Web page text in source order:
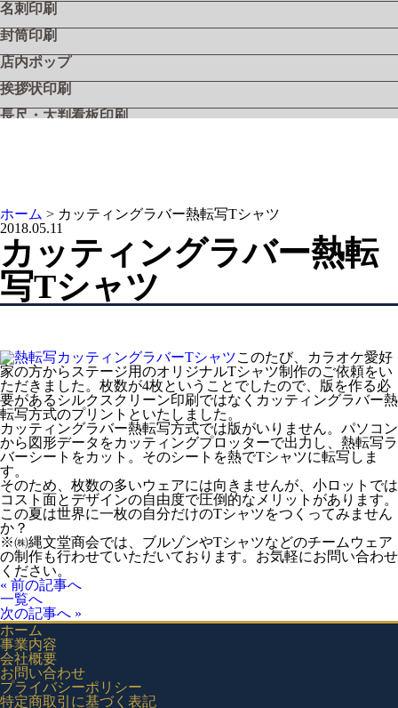
名刺印刷
封筒印刷
店内ポップ
挨拶状印刷
長尺・大判看板印刷
工具用社名シール『ツールステッカー』
工具用社名シール『ツールステッカー・シルバー』
工具用社名シール『ツールステッカー・クリア』
電動工具用社名シール『ツールステッカー・バッテリー』
ホームページ制作
知多半島情報交換市場
ノベルティ制作
オリジナル印刷うちわ
ピンバッジ
プリントTシャツ
防染タオル
名入れタオル
ノベルティデザイン
動画制作
店主挨拶動画（YouTube動画CM/TAD：TENSYU AISATSU
DOGA）
販促・業務ツール
インボイス制度対応スタンプ『インボイスタンプ』
ホーム > カッティングラバー熱転写Tシャツ
2018.05.11
カッティングラバー熱転
写Tシャツ
このたび、カラオケ愛好
家の方からステージ用のオリジナルTシャツ制作のご依頼をい
ただきました。枚数が4枚ということでしたので、版を作る必
要があるシルクスクリーン印刷ではなくカッティングラバー熱
転写方式のプリントといたしました。
カッティングラバー熱転写方式では版がいりません。パソコン
から図形データをカッティングプロッターで出力し、熱転写ラ
バーシートをカット。そのシートを熱でTシャツに転写しま
す。
そのため、枚数の多いウェアには向きませんが、小ロットでは
コスト面とデザインの自由度で圧倒的なメリットがあります。
この夏は世界に一枚の自分だけのTシャツをつくってみません
か？
※㈱縄文堂商会では、ブルゾンやTシャツなどのチームウェア
の制作も行わせていただいております。お気軽にお問い合わせ
ください。
« 前の記事へ
一覧へ
次の記事へ »
ホーム
事業内容
会社概要
お問い合わせ
プライバシーポリシー
特定商取引に基づく表記